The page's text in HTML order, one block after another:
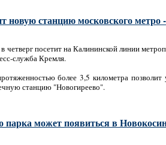
новую станцию московского
посетит на Калининской линии
служба Кремля.
более 3,5 километра
станцию "Новогиреево".
парка может появиться в